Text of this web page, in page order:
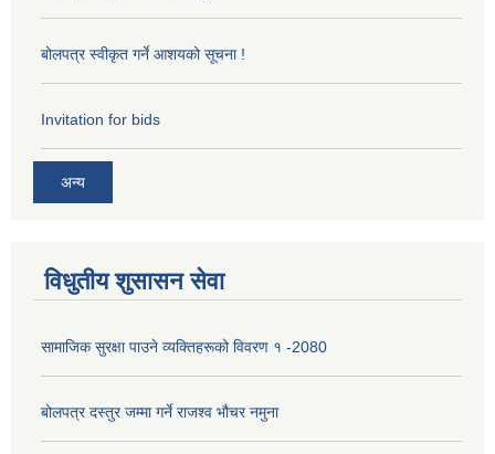
बोलपत्र स्वीकृत गर्ने आशयको सूचना !
Invitation for bids
अन्य
विधुतीय शुसासन सेवा
सामाजिक सुरक्षा पाउने व्यक्तिहरूको विवरण १ -2080
बोलपत्र दस्तुर जम्मा गर्ने राजश्व भौचर नमुना